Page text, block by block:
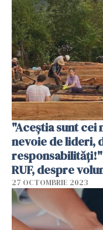
"Aceștia sunt cei
nevoie de lideri,
RUF, despre
27 OCTOMBRIE 2023